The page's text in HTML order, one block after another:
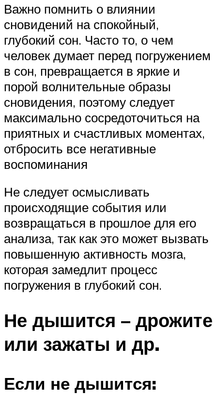
Важно помнить о влиянии
сновидений на спокойный,
глубокий сон. Часто то, о чем
человек думает перед погружением
в сон, превращается в яркие и
порой волнительные образы
сновидения, поэтому следует
максимально сосредоточиться на
приятных и счастливых моментах,
отбросить все негативные
воспоминания
Не следует осмысливать
происходящие события или
возвращаться в прошлое для его
анализа, так как это может вызвать
повышенную активность мозга,
которая замедлит процесс
погружения в глубокий сон.
Не дышится – дрожите
или зажаты и др.
Если не дышится: